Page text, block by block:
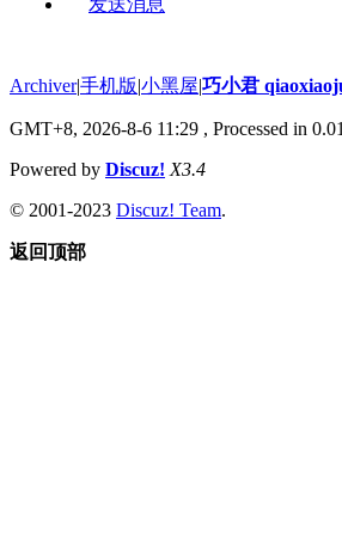
Archiver|手机版|小黑屋|巧小君
GMT+8, 2026-8-6 11:29 , Processed in
Powered by Discuz! X3.4
© 2001-2023 Discuz! Team.
返回顶部